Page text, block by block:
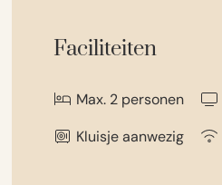
Faciliteiten
Max. 2 personen
Kluisje aanwezig